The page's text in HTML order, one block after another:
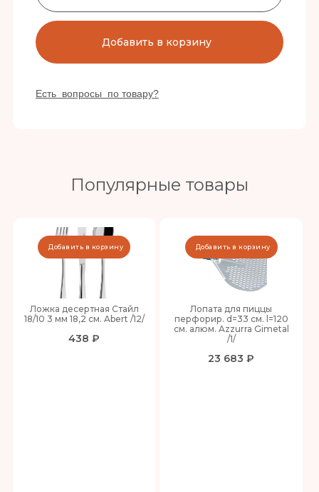
Добавить в корзину
Есть вопросы по товару?
Популярные товары
Ложка десертная Стайл
18/10 3 мм 18,2 см. Abert /12/
438 ₽
Добавить в корзину
Лопата для пиццы
перфорир. d=33 см. l=120
см. алюм. Azzurra Gimetal
/1/
23 683 ₽
Добавить в корзину